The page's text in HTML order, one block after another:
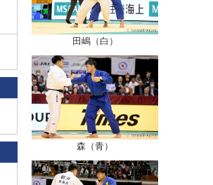
田嶋（白）
森（青）